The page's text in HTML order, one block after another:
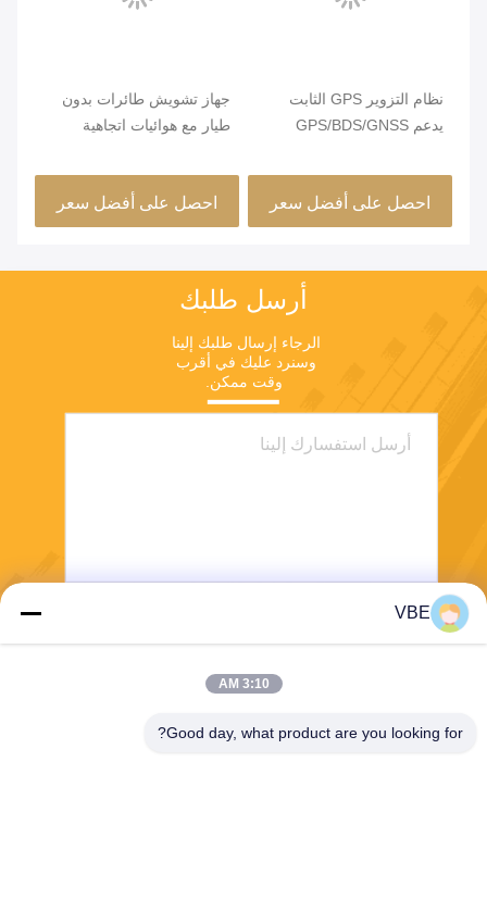
نظام التزوير GPS الثابت
يدعم GPS/BDS/GNSS
احصل على أفضل سعر
جهاز تشويش طائرات بدون
طيار مع هوائيات اتجاهية
طيار بترددات الراديو، ومدى
تشويش 1-2 كم
احصل على أفضل سعر
أرسل طلبك
وقت ممكن.
VBE
3:10 AM
Good day, what product are you looking for?